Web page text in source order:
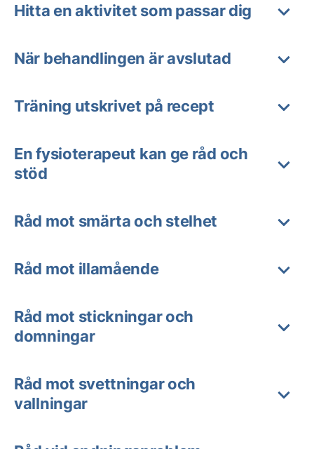
Hitta en aktivitet som passar dig
När behandlingen är avslutad
Träning utskrivet på recept
En fysioterapeut kan ge råd och
stöd
Råd mot smärta och stelhet
Råd mot illamående
Råd mot stickningar och
domningar
Råd mot svettningar och
vallningar